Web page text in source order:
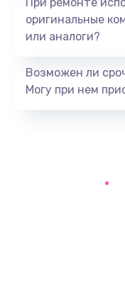
оригинальные
или аналоги?
Возможен ли
Могу при нем